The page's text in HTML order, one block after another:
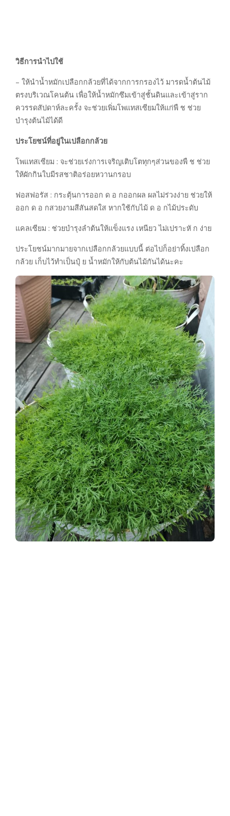
วิธีการนำไปใช้
– ให้นำน้ำหมักเปลือกกล้วยที่ได้จากการกรองไว้ มารดน้ำต้นไม้
ตรงบริเวณโคนต้น เพื่อให้น้ำหมักซึมเข้าสู่ชั้นดินและเข้าสู่ราก
ควรรดสัปดาห์ละครั้ง จะช่วยเพิ่มโพแทสเซียมให้แก่พื ช ช่วย
บำรุงต้นไม้ได้ดี
ประโยชน์ที่อยู่ในเปลือกกล้วย
โพแทสเซียม : จะช่วยเร่งการเจริญเติบโตทุกๆส่วนของพื ช ช่วย
ให้ผักกินใบมีรสชาติอร่อยหวานกรอบ
ฟอสฟอรัส : กระตุ้นการออก ด อ กออกผล ผลไม่ร่วงง่าย ช่วยให้
ออก ด อ กสวยงามสีสันสดใส หากใช้กับไม้ ด อ กไม้ประดับ
แคลเซียม : ช่วยบำรุงลำต้นให้แข็งแรง เหนียว ไม่เปราะหั ก ง่าย
ประโยชน์มากมายจากเปลือกกล้วยแบบนี้ ต่อไปก็อย่าทิ้งเปลือก
กล้วย เก็บไว้ทำเป็นปุ๋ ย น้ำหมักให้กับต้นไม้กันได้นะคะ